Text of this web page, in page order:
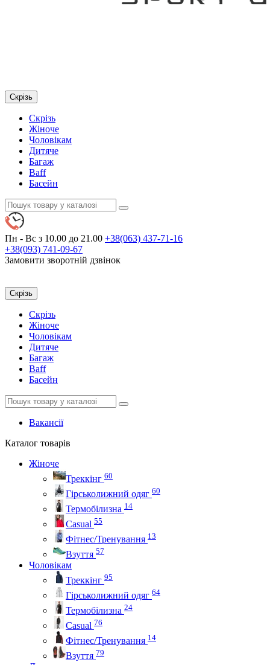
Скрізь
Скрізь
Жіноче
Чоловікам
Дитяче
Багаж
Baff
Басейн
Пн - Вс з 10.00 до 21.00 +38(063) 437-71-16
+38(093) 741-09-67
Замовити зворотній дзвінок
Скрізь
Скрізь
Жіноче
Чоловікам
Дитяче
Багаж
Baff
Басейн
Вакансії
Каталог товарів
Жіноче
Треккінг 60
Гірськолижний одяг 60
Термобілизна 14
Casual 55
Фітнес/Тренування 13
Взуття 57
Чоловікам
Треккінг 95
Гірськолижний одяг 64
Термобілизна 24
Casual 76
Фітнес/Тренування 14
Взуття 79